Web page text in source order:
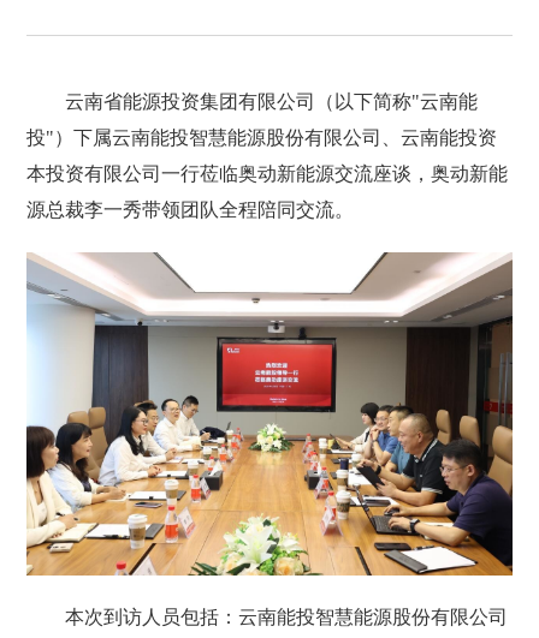
云南省能源投资集团有限公司（以下简称"云南能
投"）下属云南能投智慧能源股份有限公司、云南能投资
本投资有限公司一行莅临奥动新能源交流座谈，奥动新能
源总裁李一秀带领团队全程陪同交流。
本次到访人员包括：云南能投智慧能源股份有限公司